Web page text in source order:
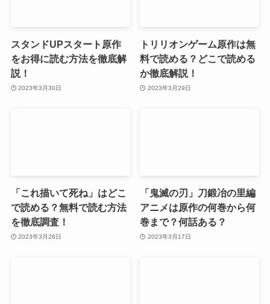
スタンドUPスタート原作
をお得に読む方法を徹底解
説！
2023年3月30日
トリリオンゲーム原作は無
料で読める？どこで読める
か徹底解説！
2023年3月29日
「これ描いて死ね」はどこ
で読める？無料で読む方法
を徹底調査！
2023年3月28日
「鬼滅の刃」刀鍛冶の里編
アニメは原作の何巻から何
巻まで？何話ある？
2023年3月17日